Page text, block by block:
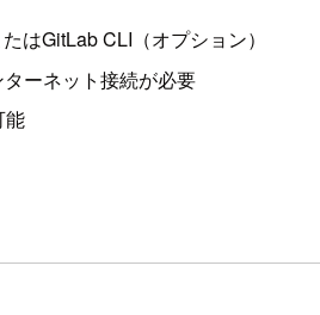
はGitLab CLI（オプション）
ーネット接続が必要
能